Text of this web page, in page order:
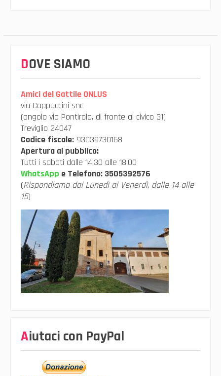
DOVE SIAMO
Amici del Gattile ONLUS
via Cappuccini snc
(angolo via Pontirolo, di fronte al civico 31)
Treviglio 24047
Codice fiscale:93039730168
Apertura al pubblico:
Tutti i sabati dalle 14.30 alle 18.00
WhatsApp e Telefono: 3505392576
(Rispondiamo dal Lunedì al Venerdì, dalle 14 alle
15)
Aiutaci con PayPal